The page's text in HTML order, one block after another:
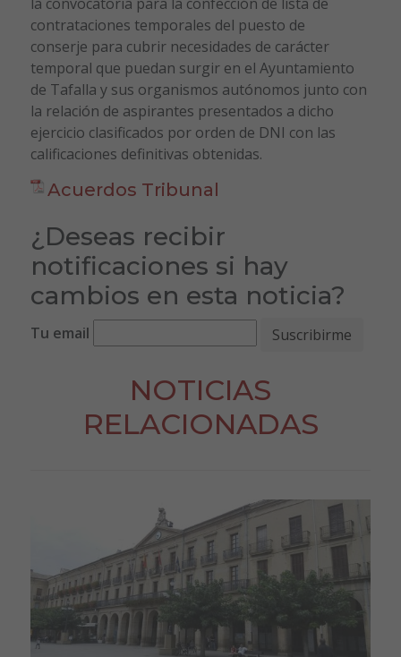
contrataciones temporales del puesto de
conserje para cubrir necesidades de carácter
temporal que puedan surgir en el Ayuntamiento
de Tafalla y sus organismos autónomos junto con
la relación de aspirantes presentados a dicho
ejercicio clasificados por orden de DNI con las
calificaciones definitivas obtenidas.
Acuerdos Tribunal
¿Deseas recibir
notificaciones si hay
cambios en esta noticia?
Tu email
NOTICIAS
RELACIONADAS